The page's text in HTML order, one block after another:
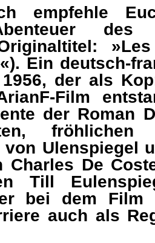
empfehle
des
Ein deutsch-
der als
Film
der Roman
von Ulenspiegel
Charles De
Till
bei dem Film
auch als